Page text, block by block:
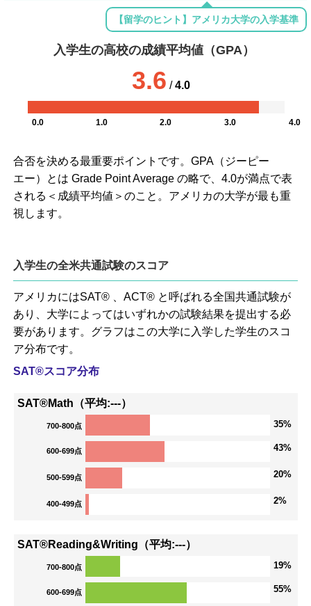
【留学のヒント】アメリカ大学の入学基準
入学生の高校の成績平均値（GPA）
3.6 /4.0
0.0 1.0 2.0 3.0 4.0
合否を決める最重要ポイントです。GPA（ジーピー
エー）とは Grade Point Average の略で、4.0が満点で表
される＜成績平均値＞のこと。アメリカの大学が最も重
視します。
入学生の全米共通試験のスコア
アメリカにはSAT® 、ACT® と呼ばれる全国共通試験が
あり、大学によってはいずれかの試験結果を提出する必
要があります。グラフはこの大学に入学した学生のスコ
ア分布です。
SAT®スコア分布
SAT®Math（平均:---）
700-800点 35%
600-699点 43%
500-599点 20%
400-499点 2%
SAT®Reading&Writing（平均:---）
700-800点 19%
600-699点 55%